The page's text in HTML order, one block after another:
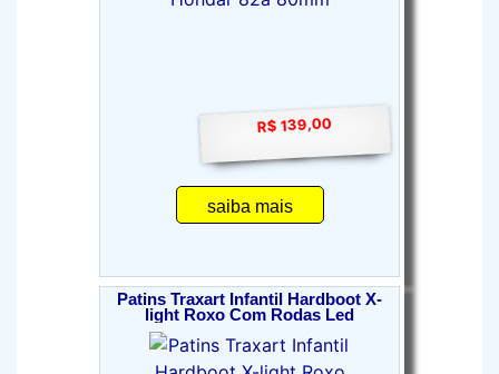
R$ 139,00
saiba mais
Patins Traxart Infantil Hardboot X-
light Roxo Com Rodas Led